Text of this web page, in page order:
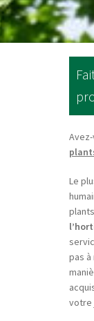
Le
pas à
votre